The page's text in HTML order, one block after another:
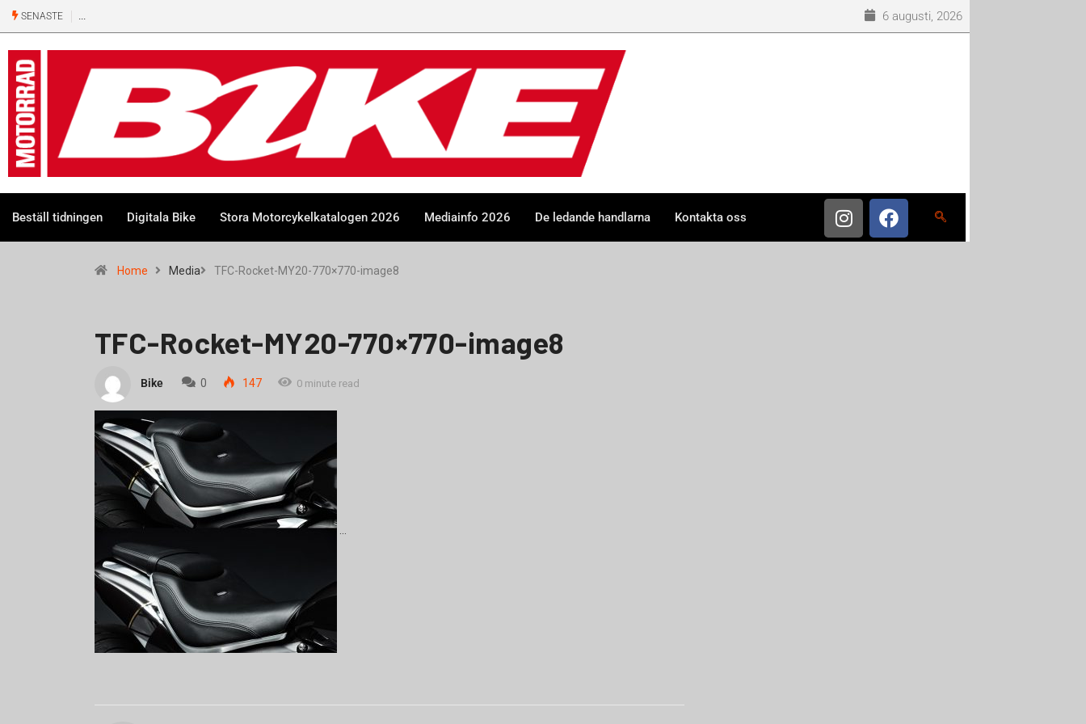
SENASTE 6 augusti, 2026
Beställ tidningen Digitala Bike Stora Motorcykelkatalogen 2026 Mediainfo 2026 De ledande handlarna Kontakta oss
Home Media TFC-Rocket-MY20-770×770-image8
TFC-Rocket-MY20-770×770-image8
Bike 0 147 0 minute read